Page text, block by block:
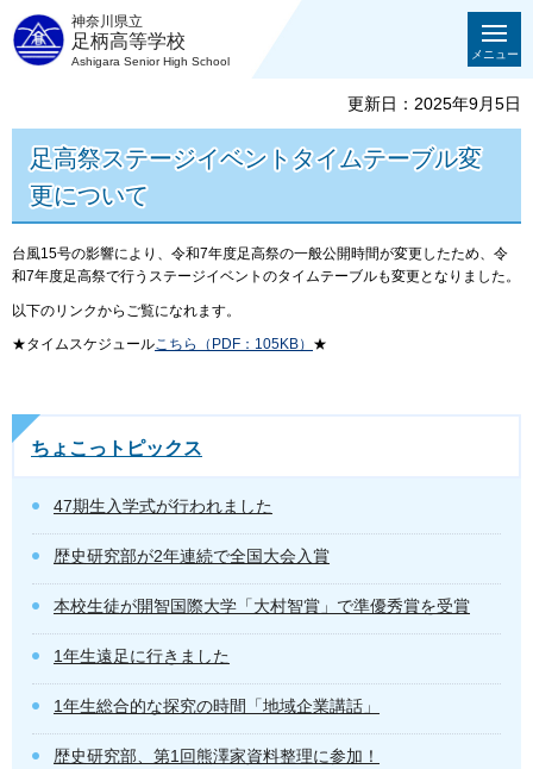
神奈川県立
足柄高等学校
Ashigara Senior High School
メニュー
更新日：2025年9月5日
足高祭ステージイベントタイムテーブル変
更について
台風15号の影響により、令和7年度足高祭の一般公開時間が変更したため、令
和7年度足高祭で行うステージイベントのタイムテーブルも変更となりました。
以下のリンクからご覧になれます。
★タイムスケジュールこちら（PDF：105KB） ★
ちょこっトピックス
47期生入学式が行われました
歴史研究部が2年連続で全国大会入賞
本校生徒が開智国際大学「大村智賞」で準優秀賞を受賞
1年生遠足に行きました
1年生総合的な探究の時間「地域企業講話」
歴史研究部、第1回熊澤家資料整理に参加！